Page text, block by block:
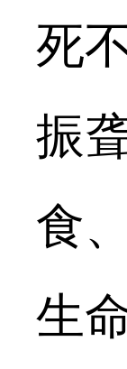
死
振
食
生